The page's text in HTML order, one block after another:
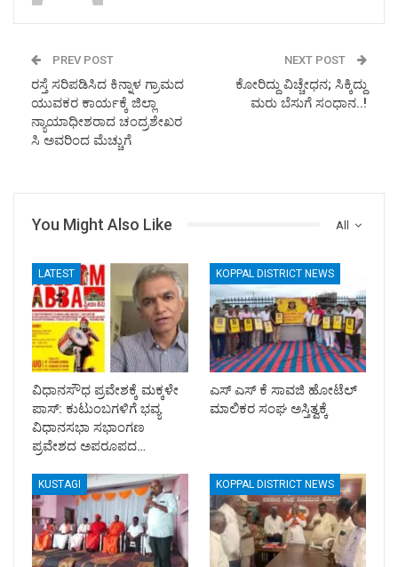
PREV POST
ರಸ್ತೆ ಸರಿಪಡಿಸಿದ ಕಿನ್ನಾಳ ಗ್ರಾಮದ
ಯುವಕರ ಕಾರ್ಯಕ್ಕೆ ಜಿಲ್ಲಾ
ನ್ಯಾಯಾಧೀಶರಾದ ಚಂದ್ರಶೇಖರ
ಸಿ ಅವರಿಂದ ಮೆಚ್ಚುಗೆ
NEXT POST
ಕೋರಿದ್ದು ವಿಚ್ಚೇಧನ; ಸಿಕ್ಕಿದ್ದು
ಮರು ಬೆಸುಗೆ ಸಂಧಾನ..!
All
You Might Also Like
LATEST
ವಿಧಾನಸೌಧ ಪ್ರವೇಶಕ್ಕೆ ಮಕ್ಕಳೇ
ಪಾಸ್: ಕುಟುಂಬಗಳಿಗೆ ಭವ್ಯ
ವಿಧಾನಸಭಾ ಸಭಾಂಗಣ
ಪ್ರವೇಶದ ಅಪರೂಪದ…
KOPPAL DISTRICT NEWS
ಎಸ್ ಎಸ್ ಕೆ ಸಾವಜಿ ಹೋಟೆಲ್
ಮಾಲಿಕರ ಸಂಘ ಅಸ್ತಿತ್ವಕ್ಕೆ
KUSTAGI KOPPAL DISTRICT NEWS